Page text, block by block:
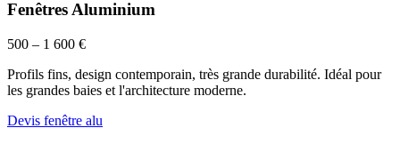
Fenêtres Aluminium
500 – 1 600 €
Profils fins, design contemporain, très grande durabilité. Idéal pour
les grandes baies et l'architecture moderne.
Devis fenêtre alu